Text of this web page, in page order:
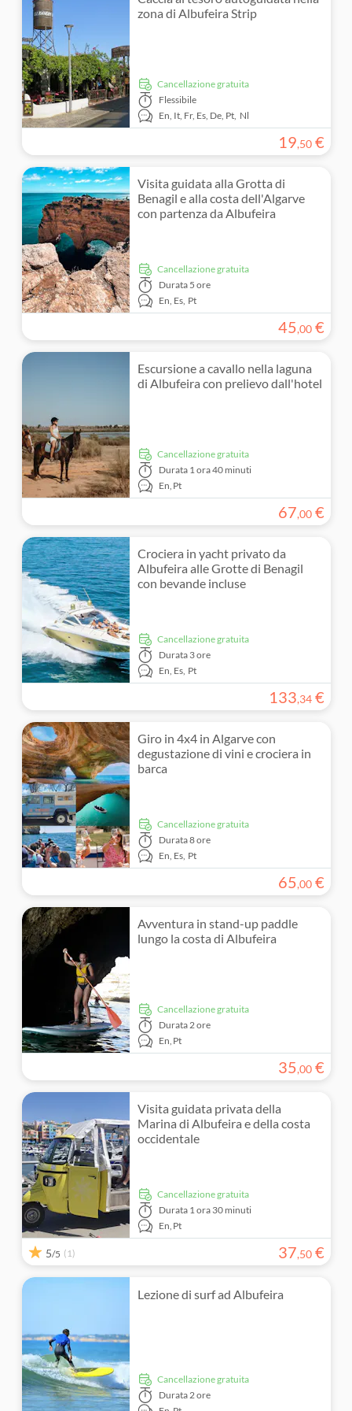
zona di Albufeira Strip
Cancellazione gratuita
Flessibile
En, It, Fr, Es, De, Pt, Nl
19,50 €
Visita guidata alla Grotta di
Benagil e alla costa dell'Algarve
con partenza da Albufeira
Cancellazione gratuita
Durata 5 ore
En, Es, Pt
45,00 €
Escursione a cavallo nella laguna
di Albufeira con prelievo dall'hotel
Cancellazione gratuita
Durata 1 ora 40 minuti
En,Pt
67,00 €
Crociera in yacht privato da
Albufeira alle Grotte di Benagil
con bevande incluse
Cancellazione gratuita
Durata 3 ore
En, Es, Pt
133,34 €
Giro in 4x4 in Algarve con
degustazione di vini e crociera in
barca
Cancellazione gratuita
Durata8 ore
En, Es, Pt
65,00 €
Avventura in stand-up paddle
lungo la costa di Albufeira
Cancellazione gratuita
Durata2 ore
En,Pt
35,00 €
Visita guidata privata della
Marina di Albufeira e della costa
occidentale
Cancellazione gratuita
Durata 1 ora 30 minuti
En,Pt
5/5 (1) 37,50 €
Lezione di surf ad Albufeira
Cancellazione gratuita
Durata2 ore